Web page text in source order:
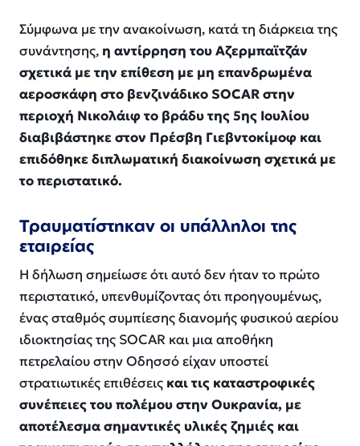
Σύμφωνα με την ανακοίνωση, κατά τη διάρκεια της
συνάντησης, η αντίρρηση του Αζερμπαϊτζάν
σχετικά με την επίθεση με μη επανδρωμένα
αεροσκάφη στο βενζινάδικο SOCAR στην
περιοχή Νικολάιφ το βράδυ της 5ης Ιουλίου
διαβιβάστηκε στον Πρέσβη Γιεβντοκίμοφ και
επιδόθηκε διπλωματική διακοίνωση σχετικά με
το περιστατικό.
Τραυματίστηκαν οι υπάλληλοι της
εταιρείας
Η δήλωση σημείωσε ότι αυτό δεν ήταν το πρώτο
περιστατικό, υπενθυμίζοντας ότι προηγουμένως,
ένας σταθμός συμπίεσης διανομής φυσικού αερίου
ιδιοκτησίας της SOCAR και μια αποθήκη
πετρελαίου στην Οδησσό είχαν υποστεί
στρατιωτικές επιθέσεις και τις καταστροφικές
συνέπειες του πολέμου στην Ουκρανία, με
αποτέλεσμα σημαντικές υλικές ζημιές και